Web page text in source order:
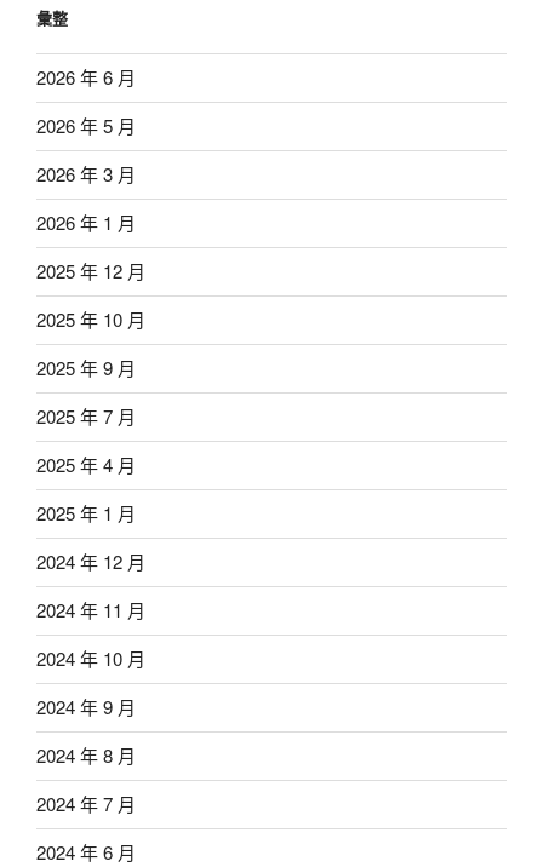
彙整
2026 年 6 月
2026 年 5 月
2026 年 3 月
2026 年 1 月
2025 年 12 月
2025 年 10 月
2025 年 9 月
2025 年 7 月
2025 年 4 月
2025 年 1 月
2024 年 12 月
2024 年 11 月
2024 年 10 月
2024 年 9 月
2024 年 8 月
2024 年 7 月
2024 年 6 月